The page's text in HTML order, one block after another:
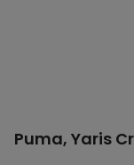
Puma, Yaris